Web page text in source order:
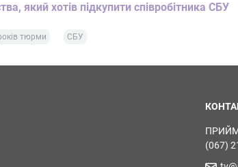
який хотів підкупити співробітника СБУ
тюрми СБУ
(067)